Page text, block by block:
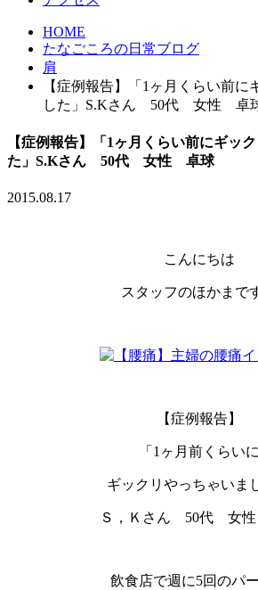
HOME
たなごころの日常ブログ
肩
【症例報告】「1ヶ月くらい前に
した」S.Kさん 50代 女性 卓
【症例報告】「1ヶ月くらい前にギッ
た」S.Kさん 50代 女性 卓球
2015.08.17
こんにちは
スタッフのほかまで
【症例報告】
「1ヶ月前くらいに
ギックリやっちゃいま
Ｓ，Ｋさん 50代 女
飲食店で週に5回のパ